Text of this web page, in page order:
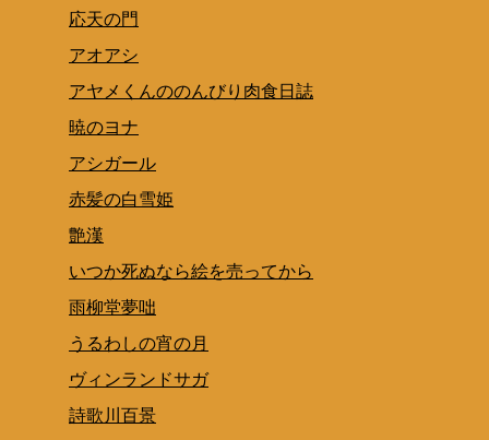
応天の門
アオアシ
アヤメくんののんびり肉食日誌
暁のヨナ
アシガール
赤髪の白雪姫
艶漢
いつか死ぬなら絵を売ってから
雨柳堂夢咄
うるわしの宵の月
ヴィンランドサガ
詩歌川百景